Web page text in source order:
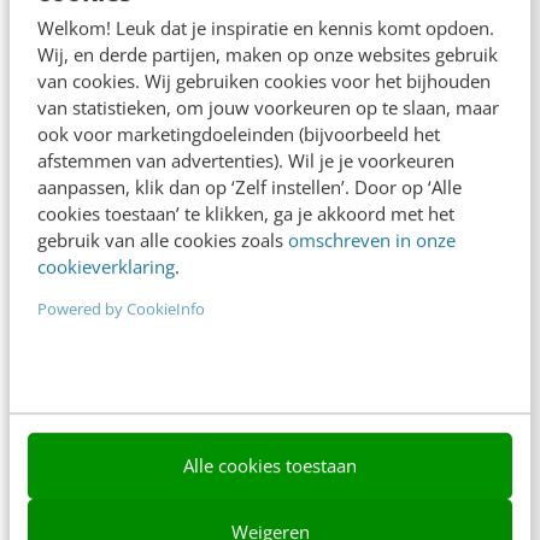
Welkom! Leuk dat je inspiratie en kennis komt opdoen.
Wij, en derde partijen, maken op onze websites gebruik
van cookies. Wij gebruiken cookies voor het bijhouden
van statistieken, om jouw voorkeuren op te slaan, maar
ook voor marketingdoeleinden (bijvoorbeeld het
afstemmen van advertenties). Wil je je voorkeuren
aanpassen, klik dan op ‘Zelf instellen’. Door op ‘Alle
cookies toestaan’ te klikken, ga je akkoord met het
gebruik van alle cookies zoals omschreven in onze
cookieverklaring.
Powered by CookieInfo
Alle cookies toestaan
Weigeren
Adverteren
Contact
Nieuwsbrieven
Over ons
Ons team
Werken bij
Klantcontact & CX